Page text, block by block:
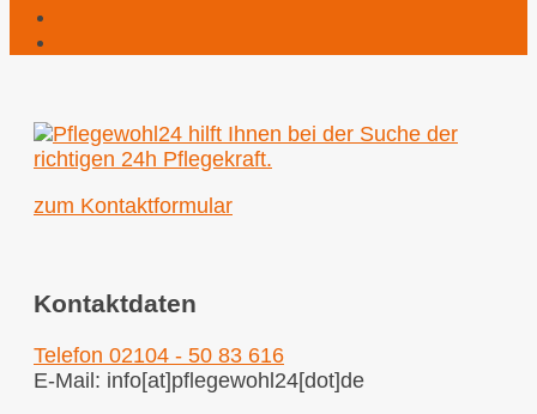
zum Kontaktformular
Kontaktdaten
Telefon 02104 - 50 83 616
E-Mail: info[at]pflegewohl24[dot]de